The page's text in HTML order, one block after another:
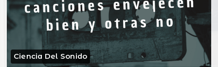
Ciencia Del Sonido